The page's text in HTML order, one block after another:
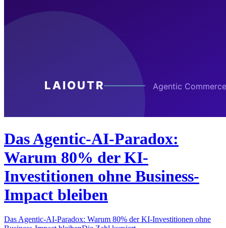
Das Agentic-AI-Paradox:
Warum 80% der KI-
Investitionen ohne Business-
Impact bleiben
Das Agentic-AI-Paradox: Warum 80% der KI-Investitionen ohne